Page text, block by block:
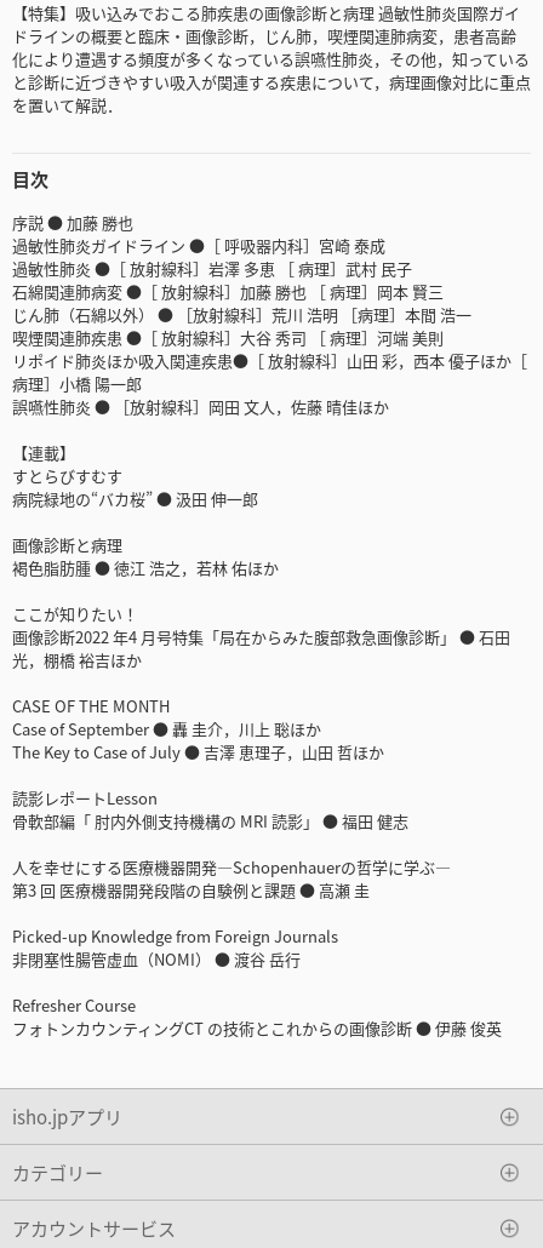
【特集】吸い込みでおこる肺疾患の画像診断と病理 過敏性肺炎国際ガイ
ドラインの概要と臨床・画像診断，じん肺，喫煙関連肺病変，患者高齢
化により遭遇する頻度が多くなっている誤嚥性肺炎，その他，知っている
と診断に近づきやすい吸入が関連する疾患について，病理画像対比に重点
を置いて解説．
目次
序説 ● 加藤 勝也
過敏性肺炎ガイドライン ●［ 呼吸器内科］宮崎 泰成
過敏性肺炎 ●［ 放射線科］岩澤 多恵 ［ 病理］武村 民子
石綿関連肺病変 ●［ 放射線科］加藤 勝也 ［ 病理］岡本 賢三
じん肺（石綿以外） ● ［放射線科］荒川 浩明 ［病理］本間 浩一
喫煙関連肺疾患 ●［ 放射線科］大谷 秀司 ［ 病理］河端 美則
リポイド肺炎ほか吸入関連疾患●［ 放射線科］山田 彩，西本 優子ほか［
病理］小橋 陽一郎
誤嚥性肺炎 ● ［放射線科］岡田 文人，佐藤 晴佳ほか
【連載】
すとらびすむす
病院緑地の“バカ桜” ● 汲田 伸一郎
画像診断と病理
褐色脂肪腫 ● 徳江 浩之，若林 佑ほか
ここが知りたい！
画像診断2022 年4 月号特集「局在からみた腹部救急画像診断」 ● 石田
光，棚橋 裕吉ほか
CASE OF THE MONTH
Case of September ● 轟 圭介，川上 聡ほか
The Key to Case of July ● 吉澤 恵理子，山田 哲ほか
読影レポートLesson
骨軟部編「 肘内外側支持機構の MRI 読影」 ● 福田 健志
人を幸せにする医療機器開発―Schopenhauerの哲学に学ぶ―
第3 回 医療機器開発段階の自験例と課題 ● 高瀬 圭
Picked-up Knowledge from Foreign Journals
非閉塞性腸管虚血（NOMI） ● 渡谷 岳行
Refresher Course
フォトンカウンティングCT の技術とこれからの画像診断 ● 伊藤 俊英
isho.jpアプリ
カテゴリー
アカウントサービス